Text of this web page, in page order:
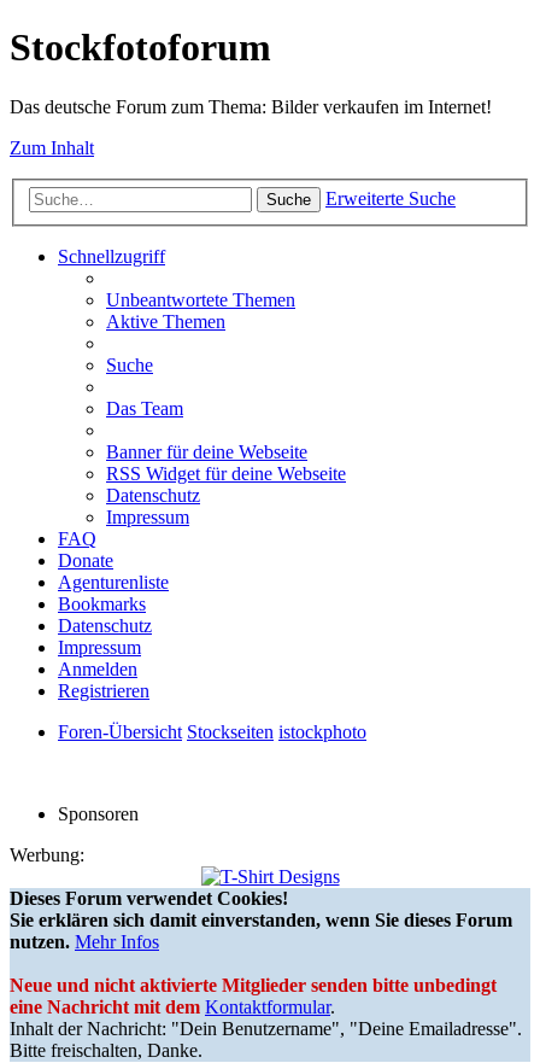
Stockfotoforum
Das deutsche Forum zum Thema: Bilder verkaufen im Internet!
Zum Inhalt
Suche Erweiterte Suche
Schnellzugriff
Unbeantwortete Themen
Aktive Themen
Suche
Das Team
Banner für deine Webseite
RSS Widget für deine Webseite
Datenschutz
Impressum
FAQ
Donate
Agenturenliste
Bookmarks
Datenschutz
Impressum
Anmelden
Registrieren
Foren-Übersicht Stockseiten istockphoto
Sponsoren
Werbung:
Dieses Forum verwendet Cookies!
Sie erklären sich damit einverstanden, wenn Sie dieses Forum
nutzen. Mehr Infos
Neue und nicht aktivierte Mitglieder senden bitte unbedingt
eine Nachricht mit dem Kontaktformular.
Inhalt der Nachricht: "Dein Benutzername", "Deine Emailadresse".
Bitte freischalten, Danke.